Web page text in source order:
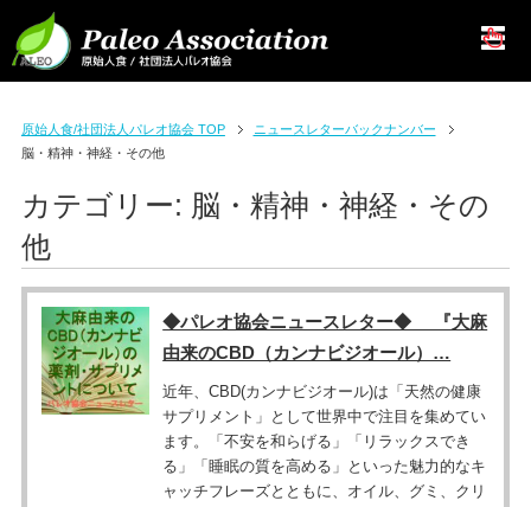
原始人食/社団法人パレオ協会 TOP
ニュースレターバックナンバー
脳・精神・神経・その他
カテゴリー: 脳・精神・神経・その
他
◆パレオ協会ニュースレター◆ 『大麻
由来のCBD（カンナビジオール）…
近年、CBD(カンナビジオール)は「天然の健康
サプリメント」として世界中で注目を集めてい
ます。「不安を和らげる」「リラックスでき
る」「睡眠の質を高める」といった魅力的なキ
ャッチフレーズとともに、オイル、グミ、クリ